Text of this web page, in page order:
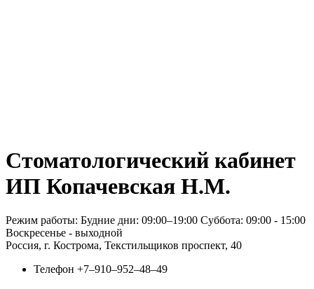
Стоматологический кабинет
ИП Копачевская Н.М.
Режим работы: Будние дни: 09:00–19:00 Суббота: 09:00 - 15:00
Воскресенье - выходной
Россия, г. Кострома, Текстильщиков проспект, 40
Телефон +7‒910‒952‒48‒49